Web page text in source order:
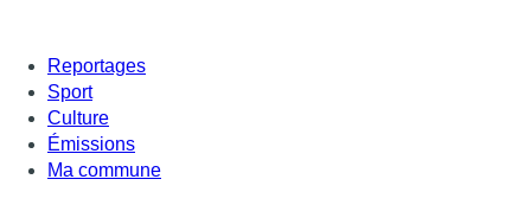
Reportages
Sport
Culture
Émissions
Ma commune